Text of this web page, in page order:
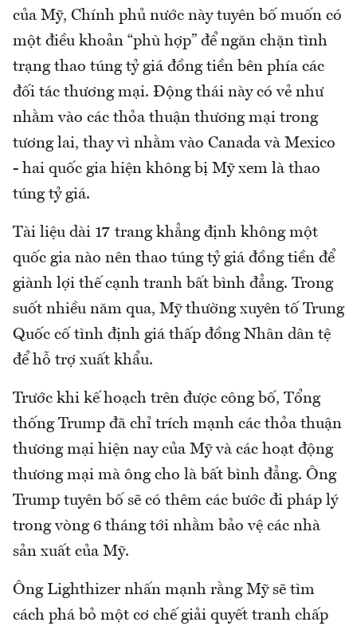
của Mỹ, Chính phủ nước này tuyên bố muốn có
một điều khoản “phù hợp” để ngăn chặn tình
trạng thao túng tỷ giá đồng tiền bên phía các
đối tác thương mại. Động thái này có vẻ như
nhằm vào các thỏa thuận thương mại trong
tương lai, thay vì nhằm vào Canada và Mexico
- hai quốc gia hiện không bị Mỹ xem là thao
túng tỷ giá.
Tài liệu dài 17 trang khẳng định không một
quốc gia nào nên thao túng tỷ giá đồng tiền để
giành lợi thế cạnh tranh bất bình đẳng. Trong
suốt nhiều năm qua, Mỹ thường xuyên tố Trung
Quốc cố tình định giá thấp đồng Nhân dân tệ
để hỗ trợ xuất khẩu.
Trước khi kế hoạch trên được công bố, Tổng
thống Trump đã chỉ trích mạnh các thỏa thuận
thương mại hiện nay của Mỹ và các hoạt động
thương mại mà ông cho là bất bình đẳng. Ông
Trump tuyên bố sẽ có thêm các bước đi pháp lý
trong vòng 6 tháng tới nhằm bảo vệ các nhà
sản xuất của Mỹ.
Ông Lighthizer nhấn mạnh rằng Mỹ sẽ tìm
cách phá bỏ một cơ chế giải quyết tranh chấp